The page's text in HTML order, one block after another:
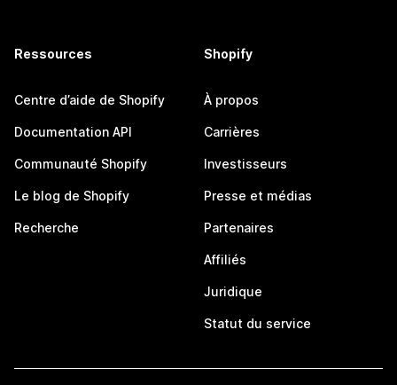
Ressources
Centre d’aide de Shopify
Documentation API
Communauté Shopify
Le blog de Shopify
Recherche
Shopify
À propos
Carrières
Investisseurs
Presse et médias
Partenaires
Affiliés
Juridique
Statut du service